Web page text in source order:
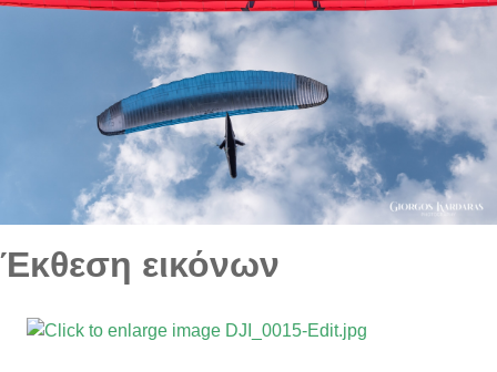
Έκθεση εικόνων